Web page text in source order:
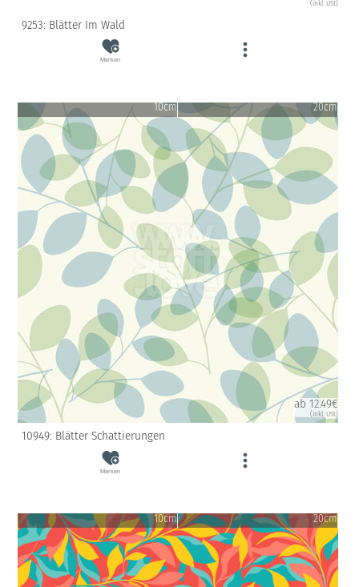
(inkl. USt)
9253: Blätter Im Wald
Merken
10cm 20cm
ab 12.49€
(inkl. USt)
10949: Blätter Schattierungen
Merken
10cm 20cm